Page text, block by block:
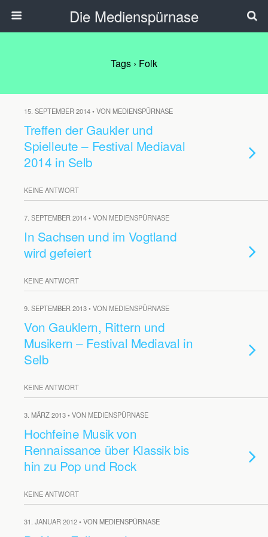
Die Medienspürnase
Tags › Folk
15. SEPTEMBER 2014 • VON MEDIENSPÜRNASE
Treffen der Gaukler und
Spielleute – Festival Mediaval
2014 in Selb
KEINE ANTWORT
7. SEPTEMBER 2014 • VON MEDIENSPÜRNASE
In Sachsen und im Vogtland
wird gefeiert
KEINE ANTWORT
9. SEPTEMBER 2013 • VON MEDIENSPÜRNASE
Von Gauklern, Rittern und
Musikern – Festival Mediaval in
Selb
KEINE ANTWORT
3. MÄRZ 2013 • VON MEDIENSPÜRNASE
Hochfeine Musik von
Rennaissance über Klassik bis
hin zu Pop und Rock
KEINE ANTWORT
31. JANUAR 2012 • VON MEDIENSPÜRNASE